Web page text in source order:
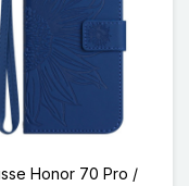
Honor 70 Pro /